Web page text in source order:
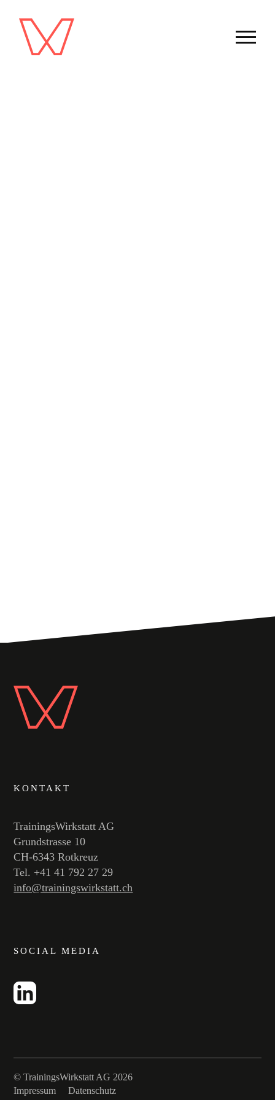
KONTAKT
TrainingsWirkstatt AG
Grundstrasse 10
CH-6343 Rotkreuz
Tel. +41 41 792 27 29
info@trainingswirkstatt.ch
SOCIAL MEDIA
© TrainingsWirkstatt AG 2026
Impressum
Datenschutz